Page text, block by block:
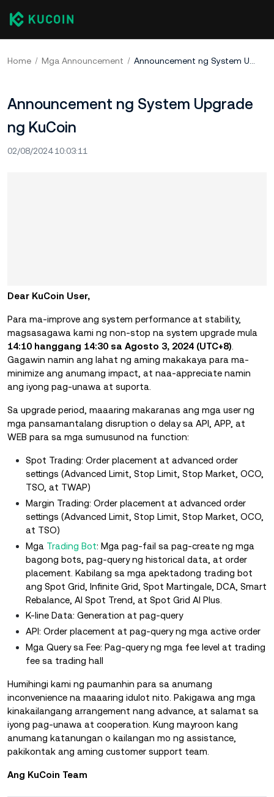
Home Mga Announcement Announcement ng System Upgrade ng KuCoin
Announcement ng System Upgrade
ng KuCoin
02/08/2024 10:03:11
Dear KuCoin User,
Para ma-improve ang system performance at stability,
magsasagawa kami ng non-stop na system upgrade mula
14:10 hanggang 14:30 sa Agosto 3, 2024 (UTC+8)
Gagawin namin ang lahat ng aming makakaya para ma-
minimize ang anumang impact, at naa-appreciate namin
ang iyong pag-unawa at suporta.
Sa upgrade period, maaaring makaranas ang mga user ng
mga pansamantalang disruption o delay sa API, APP, at
WEB para sa mga sumusunod na function:
Spot Trading: Order placement at advanced order
settings (Advanced Limit, Stop Limit, Stop Market, OCO,
TSO, at TWAP)
Margin Trading: Order placement at advanced order
settings (Advanced Limit, Stop Limit, Stop Market, OCO,
at TSO)
Mga Trading Bot: Mga pag-fail sa pag-create ng mga
bagong bots, pag-query ng historical data, at order
placement. Kabilang sa mga apektadong trading bot
ang Spot Grid, Infinite Grid, Spot Martingale, DCA, Smart
Rebalance, AI Spot Trend, at Spot Grid AI Plus.
K-line Data: Generation at pag-query
API: Order placement at pag-query ng mga active order
Mga Query sa Fee: Pag-query ng mga fee level at trading
fee sa trading hall
Humihingi kami ng paumanhin para sa anumang
inconvenience na maaaring idulot nito. Pakigawa ang mga
kinakailangang arrangement nang advance, at salamat sa
iyong pag-unawa at cooperation. Kung mayroon kang
anumang katanungan o kailangan mo ng assistance,
pakikontak ang aming customer support team.
Ang KuCoin Team